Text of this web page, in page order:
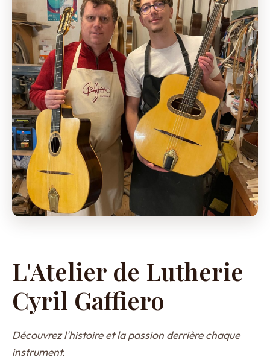
L'Atelier de Lutherie
Cyril Gaffiero
Découvrez l'histoire et la passion derrière chaque
instrument.